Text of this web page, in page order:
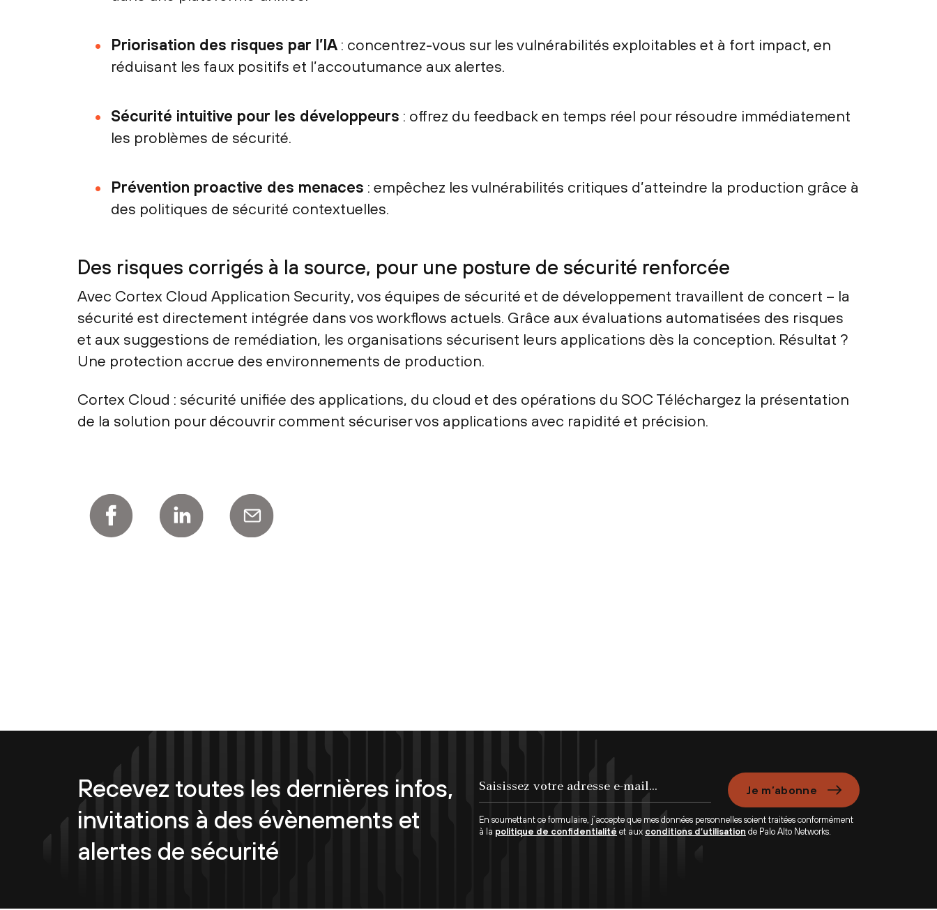
Priorisation des risques par l’IA : concentrez-vous sur les vulnérabilités exploitables et à fort impact, en
réduisant les faux positifs et l’accoutumance aux alertes.
Sécurité intuitive pour les développeurs : offrez du feedback en temps réel pour résoudre immédiatement
les problèmes de sécurité.
Prévention proactive des menaces : empêchez les vulnérabilités critiques d’atteindre la production grâce à
des politiques de sécurité contextuelles.
Des risques corrigés à la source, pour une posture de sécurité renforcée
Avec Cortex Cloud Application Security, vos équipes de sécurité et de développement travaillent de concert – la
sécurité est directement intégrée dans vos workflows actuels. Grâce aux évaluations automatisées des risques
et aux suggestions de remédiation, les organisations sécurisent leurs applications dès la conception. Résultat ?
Une protection accrue des environnements de production.
Cortex Cloud : sécurité unifiée des applications, du cloud et des opérations du SOC Téléchargez la présentation
de la solution pour découvrir comment sécuriser vos applications avec rapidité et précision.
Recevez toutes les dernières infos,
invitations à des évènements et
alertes de sécurité
Je m’abonne
En soumettant ce formulaire, j’accepte que mes données personnelles soient traitées conformément
à la politique de confidentialité et aux conditions d’utilisation de Palo Alto Networks.